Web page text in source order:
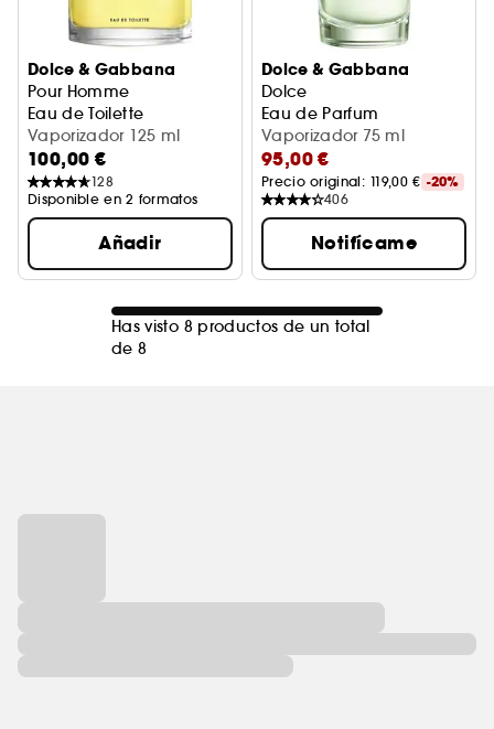
Dolce & Gabbana
Pour Homme
Eau de Toilette
Vaporizador 125 ml
100,00 €
128
Disponible en 2 formatos
Añadir
Dolce & Gabbana
Dolce
Eau de Parfum
Vaporizador 75 ml
95,00 €
Precio original: 119,00 € -20%
406
Notifícame
Has visto 8 productos de un total
de 8